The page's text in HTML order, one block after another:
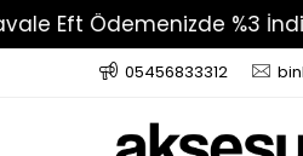
Ödemenizde %3 İndirim !
05456833312